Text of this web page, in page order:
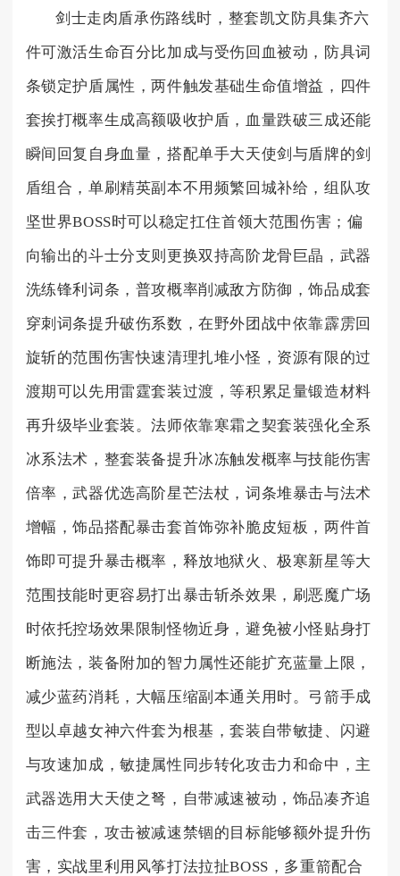
剑士走肉盾承伤路线时，整套凯文防具集齐六
件可激活生命百分比加成与受伤回血被动，防具词
条锁定护盾属性，两件触发基础生命值增益，四件
套挨打概率生成高额吸收护盾，血量跌破三成还能
瞬间回复自身血量，搭配单手大天使剑与盾牌的剑
盾组合，单刷精英副本不用频繁回城补给，组队攻
坚世界BOSS时可以稳定扛住首领大范围伤害；偏
向输出的斗士分支则更换双持高阶龙骨巨晶，武器
洗练锋利词条，普攻概率削减敌方防御，饰品成套
穿刺词条提升破伤系数，在野外团战中依靠霹雳回
旋斩的范围伤害快速清理扎堆小怪，资源有限的过
渡期可以先用雷霆套装过渡，等积累足量锻造材料
再升级毕业套装。法师依靠寒霜之契套装强化全系
冰系法术，整套装备提升冰冻触发概率与技能伤害
倍率，武器优选高阶星芒法杖，词条堆暴击与法术
增幅，饰品搭配暴击套首饰弥补脆皮短板，两件首
饰即可提升暴击概率，释放地狱火、极寒新星等大
范围技能时更容易打出暴击斩杀效果，刷恶魔广场
时依托控场效果限制怪物近身，避免被小怪贴身打
断施法，装备附加的智力属性还能扩充蓝量上限，
减少蓝药消耗，大幅压缩副本通关用时。弓箭手成
型以卓越女神六件套为根基，套装自带敏捷、闪避
与攻速加成，敏捷属性同步转化攻击力和命中，主
武器选用大天使之弩，自带减速被动，饰品凑齐追
击三件套，攻击被减速禁锢的目标能够额外提升伤
害，实战里利用风筝打法拉扯BOSS，多重箭配合